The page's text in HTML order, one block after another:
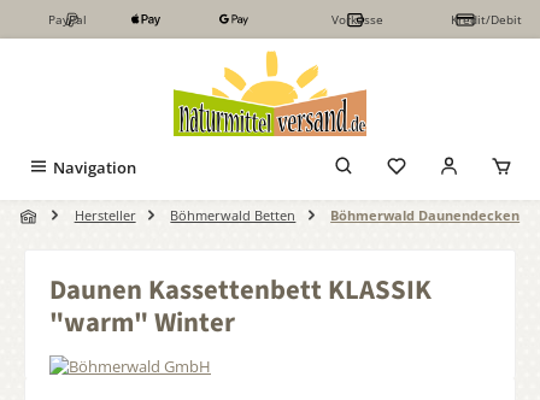
Zum Hauptinhalt springen
PayPal Vorkasse Kredit/Debit
Navigation
Hersteller Böhmerwald Betten Böhmerwald Daunendecken
Daunen Kassettenbett KLASSIK
"warm" Winter